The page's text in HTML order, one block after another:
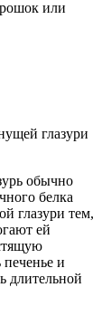
или
глазури
обычно
белка
глазури тем,
ей
печенье и
длительной